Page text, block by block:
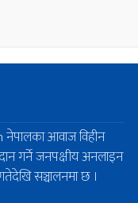
नेपालका आवाज विहीन
गर्ने जनपक्षीय अनलाइन
सञ्चालनमा छ ।